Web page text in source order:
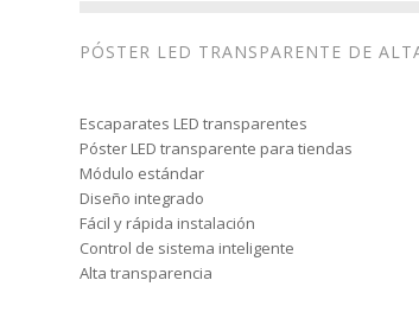
PÓSTER LED TRANSPARENTE DE
Escaparates LED transparentes
Póster LED transparente para tiendas
Módulo estándar
Diseño integrado
Fácil y rápida instalación
Control de sistema inteligente
Alta transparencia